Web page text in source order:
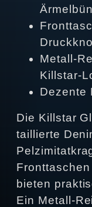
Dezente
Die Killstar
taillierte
bieten
Ein